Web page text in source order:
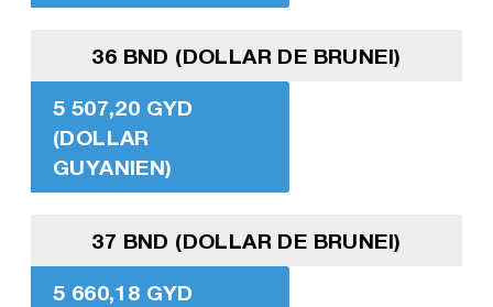
36 BND (DOLLAR DE BRUNEI)
5 507,20 GYD
(DOLLAR
GUYANIEN)
37 BND (DOLLAR DE BRUNEI)
5 660,18 GYD